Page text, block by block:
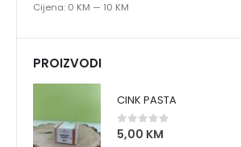
Cijena: 0 KM — 10 KM
PROIZVODI
CINK PASTA
0 out of 5
5,00 KM